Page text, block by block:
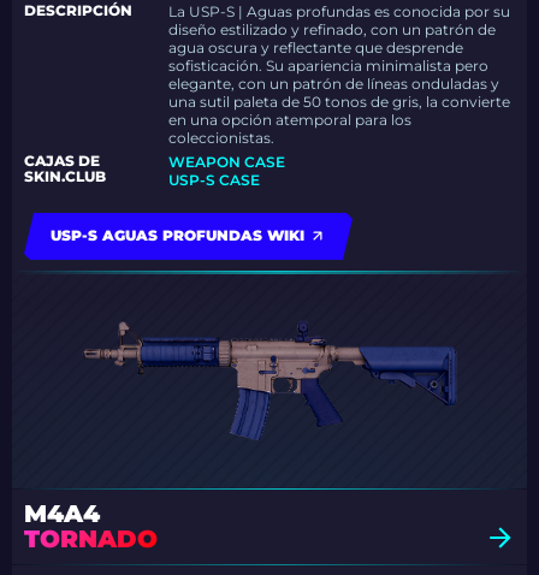
DESCRIPCIÓN
La USP-S | Aguas profundas es conocida por su
diseño estilizado y refinado, con un patrón de
agua oscura y reflectante que desprende
sofisticación. Su apariencia minimalista pero
elegante, con un patrón de líneas onduladas y
una sutil paleta de 50 tonos de gris, la convierte
en una opción atemporal para los
coleccionistas.
CAJAS DE
SKIN.CLUB
WEAPON CASE
USP-S CASE
USP-S AGUAS PROFUNDAS WIKI
M4A4
TORNADO